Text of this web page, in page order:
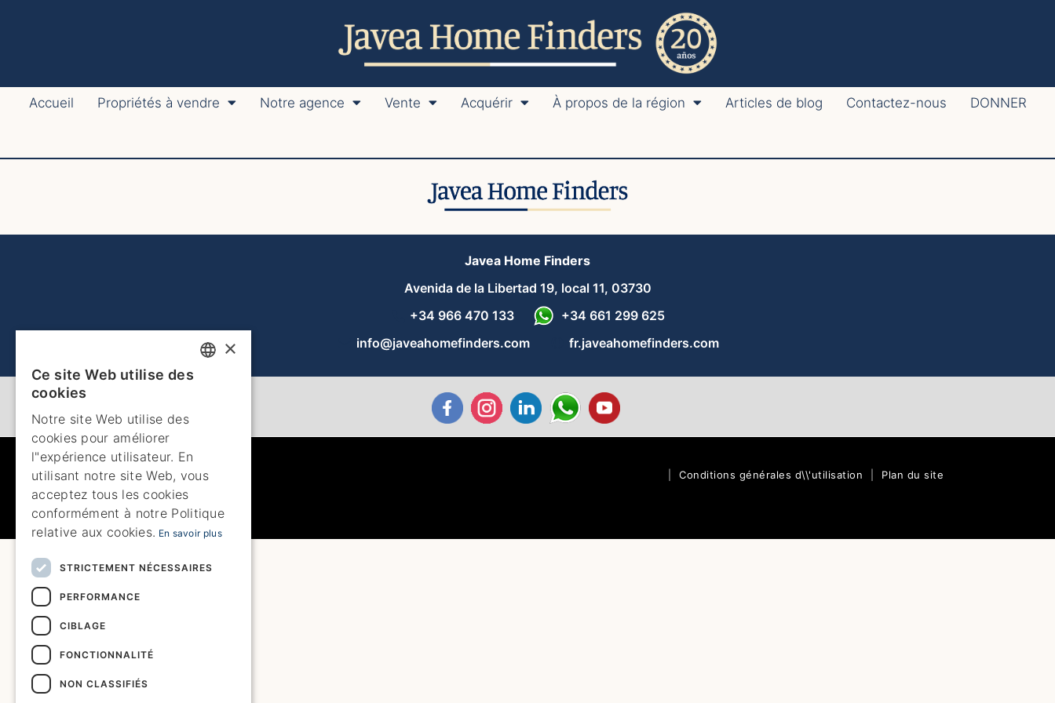
Accueil Propriétés à vendre Notre agence Vente Acquérir À propos de la région Articles de blog Contactez-nous DONNER
Javea Home Finders
Avenida de la Libertad 19, local 11, 03730
+34 966 470 133
+34 661 299 625
info@javeahomefinders.com
fr.javeahomefinders.com
Plan du site
Conditions générales d\\'utilisation
ENGLISH
GERMAN
FRENCH
DUTCH
×
Ce site Web utilise des
cookies
Notre site Web utilise des
cookies pour améliorer
l"expérience utilisateur. En
utilisant notre site Web, vous
acceptez tous les cookies
conformément à notre Politique
relative aux cookies. En savoir plus
STRICTEMENT NÉCESSAIRES
PERFORMANCE
CIBLAGE
FONCTIONNALITÉ
NON CLASSIFIÉS